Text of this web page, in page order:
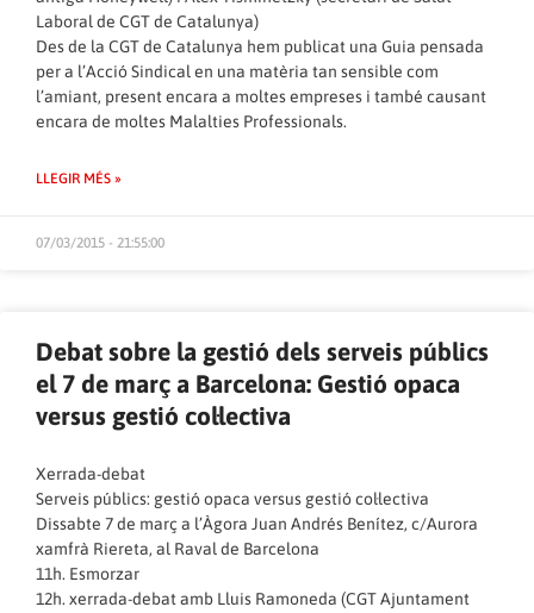
Laboral de CGT de Catalunya)
Des de la CGT de Catalunya hem publicat una Guia pensada
per a l’Acció Sindical en una matèria tan sensible com
l’amiant, present encara a moltes empreses i també causant
encara de moltes Malalties Professionals.
LLEGIR MÉS »
07/03/2015 - 21:55:00
Debat sobre la gestió dels serveis públics
el 7 de març a Barcelona: Gestió opaca
versus gestió col·lectiva
Xerrada-debat
Serveis públics: gestió opaca versus gestió col·lectiva
Dissabte 7 de març a l’Àgora Juan Andrés Benítez, c/Aurora
xamfrà Riereta, al Raval de Barcelona
11h. Esmorzar
12h. xerrada-debat amb Lluis Ramoneda (CGT Ajuntament